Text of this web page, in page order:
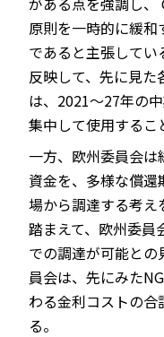
原則を一時的に緩和
であると主張して
反映して、先に見た
は、2021～27年の
集中して使用するこ
一方、欧州委員会は
資金を、多様な償
場から調達する考え
踏まえて、欧州委員
での調達が可能と
員会は、先にみた
わる金利コストの
る。